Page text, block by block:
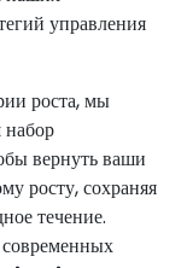
управления
роста, мы
набор
вернуть ваши
росту, сохраняя
течение.